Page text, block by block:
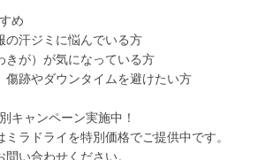
め
の汗ジミに悩んでいる方
きが）が気になっている方
傷跡やダウンタイムを避けたい方
キャンペーン実施中！
ラドライを特別価格でご提供中です。
い合わせください。